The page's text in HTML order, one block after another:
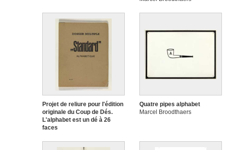
Projet de reliure pour l'édition
originale du Coup de Dés.
L'alphabet est un dé à 26
faces
Quatre pipes alphabet
Marcel Broodthaers